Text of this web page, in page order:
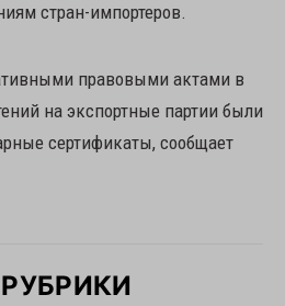
стран-импортеров.
правовыми актами в
на экспортные партии были
сертификаты, сообщает